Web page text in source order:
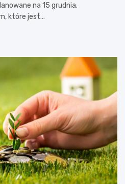
na 15 grudnia.
które jest…